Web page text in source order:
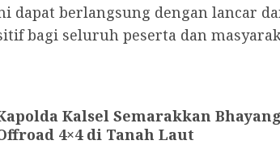
dapat berlangsung dengan lancar
bagi seluruh peserta dan
Kalsel Semarakkan
4×4 di Tanah Laut